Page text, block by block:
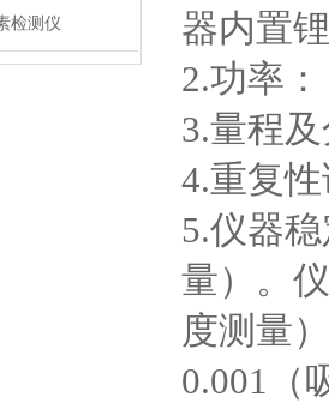
检测仪
器内置
2.功率
3.量程
4.重复
5.仪器
量）。
度测量
0.001（